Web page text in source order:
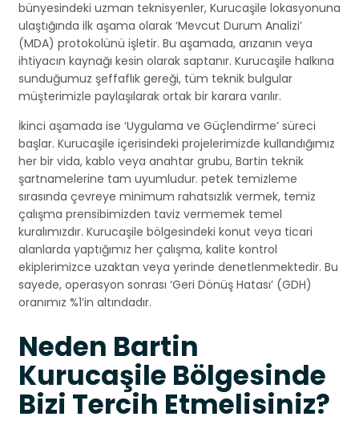
bünyesindeki uzman teknisyenler, Kurucaşile lokasyonuna
ulaştığında ilk aşama olarak ‘Mevcut Durum Analizi’
(MDA) protokolünü işletir. Bu aşamada, arızanın veya
ihtiyacın kaynağı kesin olarak saptanır. Kurucaşile halkına
sunduğumuz şeffaflık gereği, tüm teknik bulgular
müşterimizle paylaşılarak ortak bir karara varılır.
İkinci aşamada ise ‘Uygulama ve Güçlendirme’ süreci
başlar. Kurucaşile içerisindeki projelerimizde kullandığımız
her bir vida, kablo veya anahtar grubu, Bartin teknik
şartnamelerine tam uyumludur. petek temizleme
sırasında çevreye minimum rahatsızlık vermek, temiz
çalışma prensibimizden taviz vermemek temel
kuralımızdır. Kurucaşile bölgesindeki konut veya ticari
alanlarda yaptığımız her çalışma, kalite kontrol
ekiplerimizce uzaktan veya yerinde denetlenmektedir. Bu
sayede, operasyon sonrası ‘Geri Dönüş Hatası’ (GDH)
oranımız %1’in altındadır.
Neden Bartin
Kurucaşile Bölgesinde
Bizi Tercih Etmelisiniz?